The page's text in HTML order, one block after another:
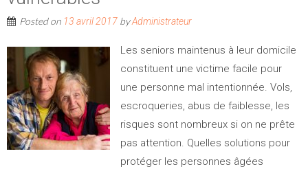
Posted on 13 avril 2017 byAdministrateur
Les seniors maintenus à leur domicile
constituent une victime facile pour
une personne mal intentionnée. Vols,
escroqueries, abus de faiblesse, les
risques sont nombreux si on ne prête
pas attention. Quelles solutions pour
protéger les personnes âgées